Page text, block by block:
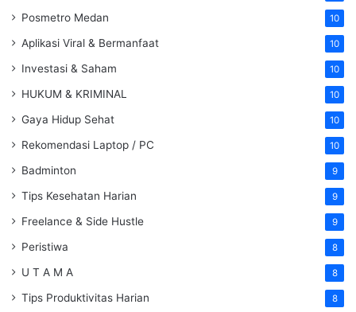
Posmetro Medan 10
Aplikasi Viral & Bermanfaat 10
Investasi & Saham 10
HUKUM & KRIMINAL 10
Gaya Hidup Sehat 10
Rekomendasi Laptop / PC 10
Badminton 9
Tips Kesehatan Harian 9
Freelance & Side Hustle 9
Peristiwa 8
U T A M A 8
Tips Produktivitas Harian 8